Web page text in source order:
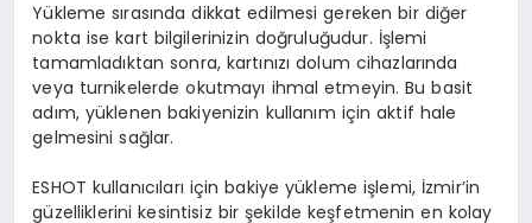
Yükleme sırasında dikkat edilmesi gereken bir diğer
nokta ise kart bilgilerinizin doğruluğudur. İşlemi
tamamladıktan sonra, kartınızı dolum cihazlarında
veya turnikelerde okutmayı ihmal etmeyin. Bu basit
adım, yüklenen bakiyenizin kullanım için aktif hale
gelmesini sağlar.
ESHOT kullanıcıları için bakiye yükleme işlemi, İzmir’in
güzelliklerini kesintisiz bir şekilde keşfetmenin en kolay